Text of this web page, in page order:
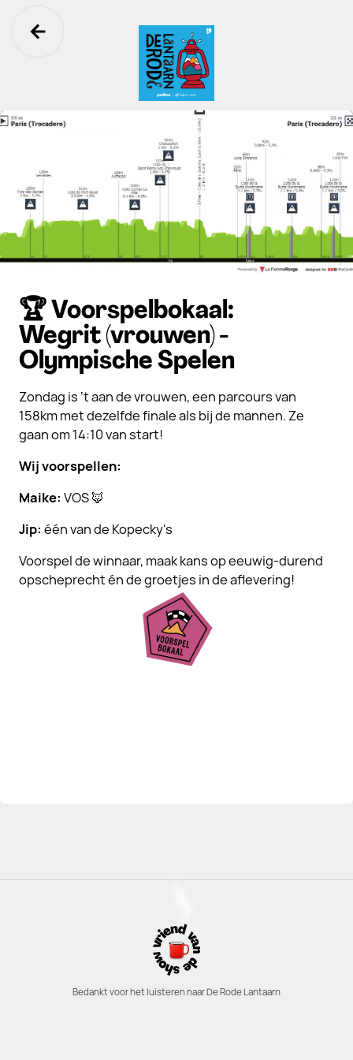
Ga terug
De Rode Lantaarn
🏆 Voorspelbokaal:
Wegrit (vrouwen) -
Olympische Spelen
Zondag is ‘t aan de vrouwen, een parcours van
158km met dezelfde finale als bij de mannen. Ze
gaan om 14:10 van start!
Wij voorspellen:
Maike: VOS 🦊
Jip: één van de Kopecky's
Voorspel de winnaar, maak kans op eeuwig-durend
opscheprecht én de groetjes in de aflevering!
Bedankt voor het luisteren naar De Rode Lantaarn